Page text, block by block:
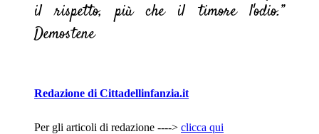
il rispetto, più che il timore l'odio.”
Demostene
Redazione di Cittadellinfanzia.it
Per gli articoli di redazione ----> clicca qui